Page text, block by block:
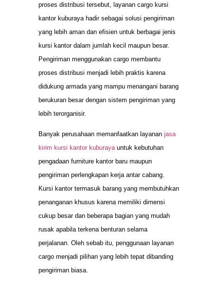
proses distribusi tersebut, layanan cargo kursi
kantor kuburaya hadir sebagai solusi pengiriman
yang lebih aman dan efisien untuk berbagai jenis
kursi kantor dalam jumlah kecil maupun besar.
Pengiriman menggunakan cargo membantu
proses distribusi menjadi lebih praktis karena
didukung armada yang mampu menangani barang
berukuran besar dengan sistem pengiriman yang
lebih terorganisir.
Banyak perusahaan memanfaatkan layanan jasa
kirim kursi kantor kuburayauntuk kebutuhan
pengadaan furniture kantor baru maupun
pengiriman perlengkapan kerja antar cabang.
Kursi kantor termasuk barang yang membutuhkan
penanganan khusus karena memiliki dimensi
cukup besar dan beberapa bagian yang mudah
rusak apabila terkena benturan selama
perjalanan. Oleh sebab itu, penggunaan layanan
cargo menjadi pilihan yang lebih tepat dibanding
pengiriman biasa.